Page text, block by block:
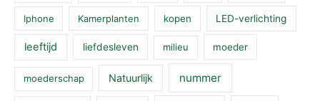
Iphone Kamerplanten kopen LED-verlichting
leeftijd liefdesleven milieu moeder
moederschap Natuurlijk nummer